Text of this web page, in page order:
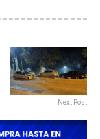
Next Post